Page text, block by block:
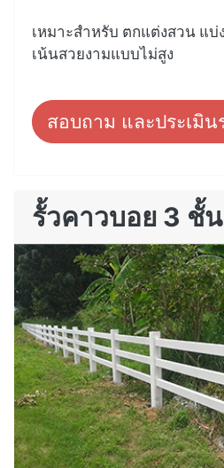
เหมาะสำหรับ ตกแต่งสวน แบ่
เน้นสวยงามแบบไม่สูง
สอบถาม และประเมิน
รั้วคาวบอย 3 ชั้น